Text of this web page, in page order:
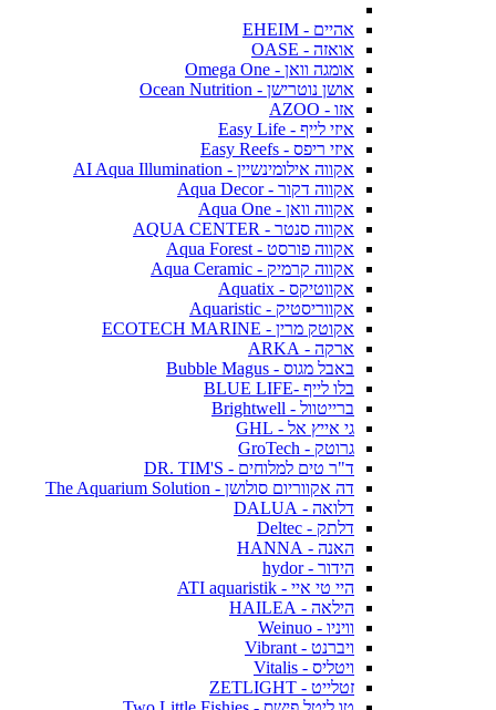
אהיים - EHEIM
אואזה - OASE
אומגה וואן - Omega One
אושן נוטרישן - Ocean Nutrition
אזו - AZOO
איזי לייף - Easy Life
איזי ריפס - Easy Reefs
אקווה אילומינשיין - AI Aqua Illumination
אקווה דקור - Aqua Decor
אקווה וואן - Aqua One
אקווה סנטר - AQUA CENTER
אקווה פורסט - Aqua Forest
אקווה קרמיק - Aqua Ceramic
אקווטיקס - Aquatix
אקווריסטיק - Aquaristic
אקוטק מרין - ECOTECH MARINE
ארקה - ARKA
באבל מגוס - Bubble Magus
בלו לייף -BLUE LIFE
ברייטוול - Brightwell
גי אייץ אל - GHL
גרוטק - GroTech
ד"ר טים למלוחים - DR. TIM'S
דה אקווריום סולושן - The Aquarium Solution
דלואה - DALUA
דלתק - Deltec
האנה - HANNA
הידור - hydor
היי טי איי - ATI aquaristik
הילאה - HAILEA
וויניו - Weinuo
ויברנט - Vibrant
ויטליס - Vitalis
זטלייט - ZETLIGHT